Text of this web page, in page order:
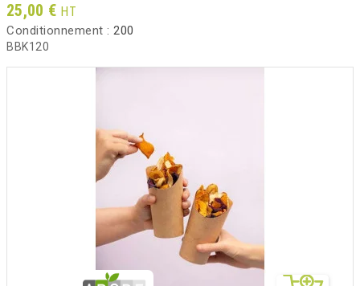
Prix
25,00 € HT
Conditionnement : 200
BBK120